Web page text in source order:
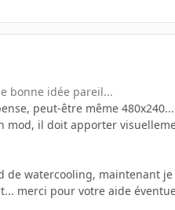
bonne idée pareil...
peut-être même 480x240...
il doit apporter
watercooling, maintenant
merci pour votre aide